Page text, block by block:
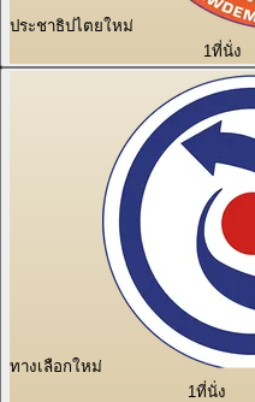
ประชาธิปไตยใหม่
1ที่นั่ง
ทางเลือกใหม่
1ที่นั่ง